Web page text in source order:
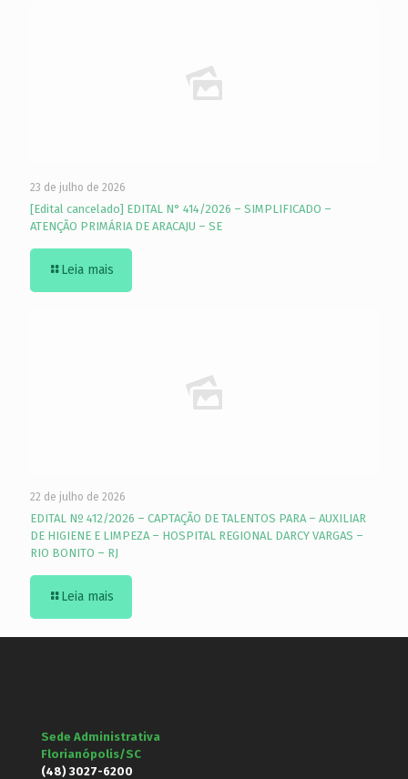
23 de julho de 2026
[Edital cancelado] EDITAL N° 414/2026 – SIMPLIFICADO –
ATENÇÃO PRIMÁRIA DE ARACAJU – SE
Leia mais
22 de julho de 2026
EDITAL Nº 412/2026 – CAPTAÇÃO DE TALENTOS PARA – AUXILIAR
DE HIGIENE E LIMPEZA – HOSPITAL REGIONAL DARCY VARGAS –
RIO BONITO – RJ
Leia mais
Sede Administrativa
Florianópolis/SC
(48) 3027-6200